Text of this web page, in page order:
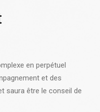
en perpétuel
et des
saura être le conseil de